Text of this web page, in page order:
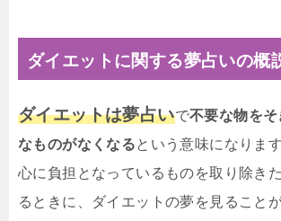
ダイエットに関する夢占いの概
ダイエットは夢占いで不要な物を
なものがなくなるという意味になりま
心に負担となっているものを取り除き
るときに、ダイエットの夢を見ること